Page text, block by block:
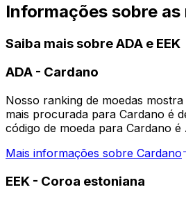
Informações sobre as
Saiba mais sobre ADA e EEK
ADA - Cardano
Nosso ranking de moedas
mais procurada para Cardano é
código de moeda para Cardano é
Mais informações sobre Cardano
EEK - Coroa estoniana